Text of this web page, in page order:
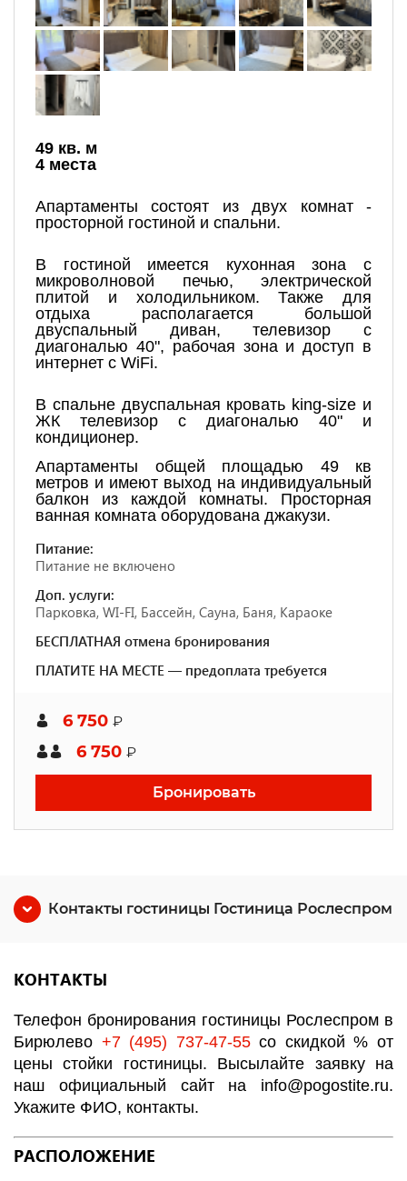
49 кв. м
4 места
Апартаменты состоят из двух комнат -
просторной гостиной и спальни.
В гостиной имеется кухонная зона с
микроволновой печью, электрической
плитой и холодильником. Также для
отдыха располагается большой
двуспальный диван, телевизор с
диагональю 40", рабочая зона и доступ в
интернет с WiFi.
В спальне двуспальная кровать king-size и
ЖК телевизор с диагональю 40" и
кондиционер.
Апартаменты общей площадью 49 кв
метров и имеют выход на индивидуальный
балкон из каждой комнаты. Просторная
ванная комната оборудована джакузи.
Питание:
Питание не включено
Доп. услуги:
Парковка, WI-FI, Бассейн, Сауна, Баня, Караоке
БЕСПЛАТНАЯ отмена бронирования
ПЛАТИТЕ НА МЕСТЕ — предоплата требуется
6 750 ₽
6 750 ₽
Бронировать
Контакты гостиницы Гостиница Рослеспром
КОНТАКТЫ
Телефон бронирования гостиницы Рослеспром в
Бирюлево +7 (495) 737-47-55со скидкой % от
цены стойки гостиницы. Высылайте заявку на
наш официальный сайт на info@pogostite.ru.
Укажите ФИО, контакты.
РАСПОЛОЖЕНИЕ